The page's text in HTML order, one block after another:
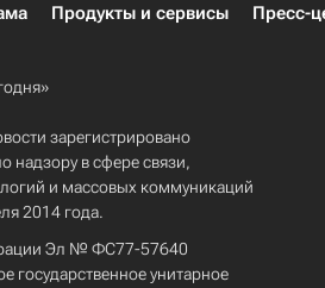
Продукты и сервисы Пресс-
зарегистрировано
надзору в сфере связи,
и массовых коммуникаций
2014 года.
Эл № ФС77-57640
государственное унитарное